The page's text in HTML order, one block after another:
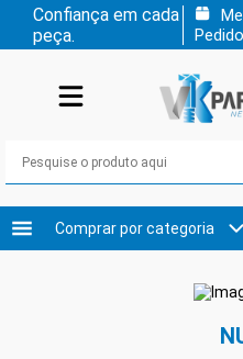
Confiança em cada
peça.
Comprar por categoria